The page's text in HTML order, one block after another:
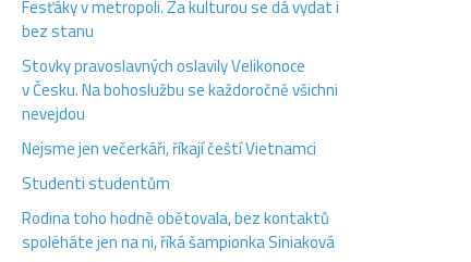
Fesťáky v metropoli. Za kulturou se dá vydat i
bez stanu
Stovky pravoslavných oslavily Velikonoce
v Česku. Na bohoslužbu se každoročně všichni
nevejdou
Nejsme jen večerkáři, říkají čeští Vietnamci
Studenti studentům
Rodina toho hodně obětovala, bez kontaktů
spoléháte jen na ni, říká šampionka Siniaková